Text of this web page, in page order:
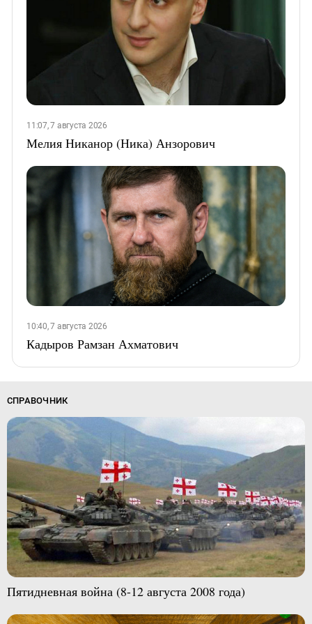
11:07, 7 августа 2026
Мелия Никанор (Ника) Анзорович
10:40, 7 августа 2026
Кадыров Рамзан Ахматович
СПРАВОЧНИК
Пятидневная война (8-12 августа 2008 года)